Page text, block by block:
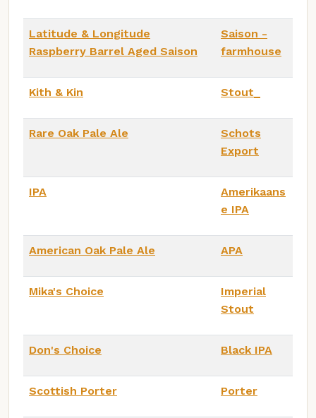
Latitude & Longitude
Raspberry Barrel Aged Saison
Saison -
farmhouse
Kith & Kin Stout_
Rare Oak Pale Ale
Schots
Export
IPA
Amerikaans
e IPA
American Oak Pale Ale APA
Mika's Choice
Imperial
Stout
Don's Choice Black IPA
Scottish Porter Porter